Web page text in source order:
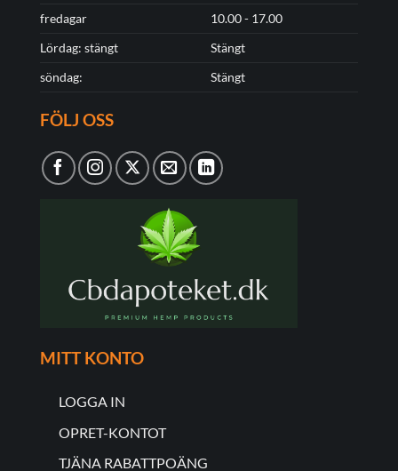
fredagar
10.00 - 17.00
Lördag: stängt
Stängt
söndag:
Stängt
FÖLJ OSS
MITT KONTO
LOGGA IN
OPRET-KONTOT
TJÄNA RABATTPOÄNG